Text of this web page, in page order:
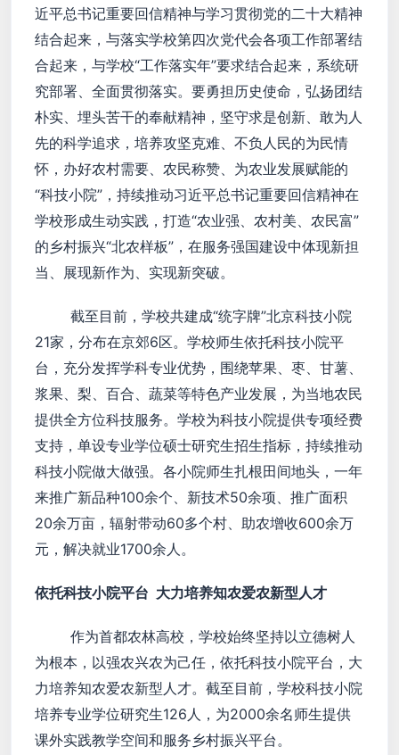
近平总书记重要回信精神与学习贯彻党的二十大精神
结合起来，与落实学校第四次党代会各项工作部署结
合起来，与学校“工作落实年”要求结合起来，系统研
究部署、全面贯彻落实。要勇担历史使命，弘扬团结
朴实、埋头苦干的奉献精神，坚守求是创新、敢为人
先的科学追求，培养攻坚克难、不负人民的为民情
怀，办好农村需要、农民称赞、为农业发展赋能的
“科技小院”，持续推动习近平总书记重要回信精神在
学校形成生动实践，打造“农业强、农村美、农民富”
的乡村振兴“北农样板”，在服务强国建设中体现新担
当、展现新作为、实现新突破。
截至目前，学校共建成“统字牌”北京科技小院
21家，分布在京郊6区。学校师生依托科技小院平
台，充分发挥学科专业优势，围绕苹果、枣、甘薯、
浆果、梨、百合、蔬菜等特色产业发展，为当地农民
提供全方位科技服务。学校为科技小院提供专项经费
支持，单设专业学位硕士研究生招生指标，持续推动
科技小院做大做强。各小院师生扎根田间地头，一年
来推广新品种100余个、新技术50余项、推广面积
20余万亩，辐射带动60多个村、助农增收600余万
元，解决就业1700余人。
依托科技小院平台 大力培养知农爱农新型人才
作为首都农林高校，学校始终坚持以立德树人
为根本，以强农兴农为己任，依托科技小院平台，大
力培养知农爱农新型人才。截至目前，学校科技小院
培养专业学位研究生126人，为2000余名师生提供
课外实践教学空间和服务乡村振兴平台。